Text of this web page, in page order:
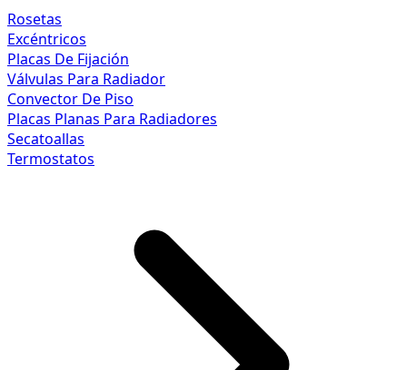
Rosetas
Excéntricos
Placas De Fijación
Válvulas Para Radiador
Convector De Piso
Placas Planas Para Radiadores
Secatoallas
Termostatos